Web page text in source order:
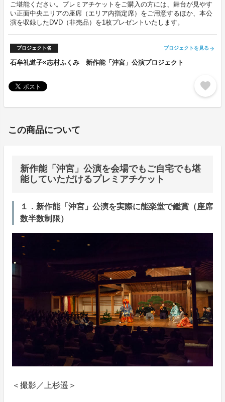
ご堪能ください。プレミアチケットをご購入の方には、舞台が見やす
い正面中央エリアの座席（エリア内指定席）をご用意するほか、本公
演を収録したDVD（非売品）を1枚プレゼントいたします。
プロジェクト名 プロジェクトを見る arrow_forward
石牟礼道子×志村ふくみ 新作能「沖宮」公演プロジェクト
favorite
この商品について
新作能「沖宮」公演を会場でもご自宅でも堪
能していただけるプレミアチケット
１．新作能「沖宮」公演を実際に能楽堂で鑑賞（座席
数半数制限）
＜撮影／上杉遥＞